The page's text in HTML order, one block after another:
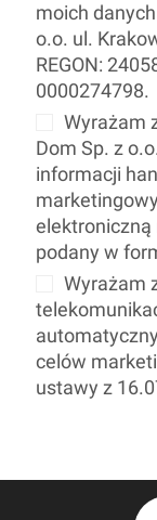
moich
o.o. ul.
REGON:
0000274798.
Wyrażam
Dom Sp. z
informacji
elektroniczną
podany w
Wyrażam
celów
ustawy z